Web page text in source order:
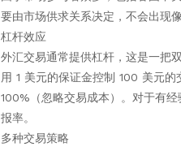
要由市场供求关系决定，不会出现
杠杆效应
外汇交易通常提供杠杆，这是一把
用 1 美元的保证金控制 100 美元
100%（忽略交易成本）。对于有
报率。
多种交易策略